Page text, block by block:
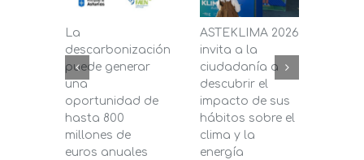
La
descarbonización
puede generar
una
oportunidad de
hasta 800
millones de
euros anuales
ASTEKLIMA 2026
invita a la
ciudadanía a
descubrir el
impacto de sus
hábitos sobre el
clima y la
energía